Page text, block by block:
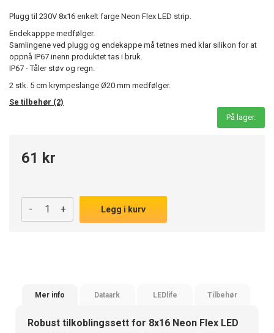
Plugg til 230V 8x16 enkelt farge Neon Flex LED strip.
Endekapppe medfølger.
Samlingene ved plugg og endekappe må tetnes med klar silikon for at
oppnå IP67 inenn produktet tas i bruk.
IP67 - Tåler støv og regn.
2 stk. 5 cm krympeslange Ø20 mm medfølger.
Se tilbehør (2)
På lager.
61 kr
- + Legg i kurv
Mer info Dataark LEDlife Tilbehør
Robust tilkoblingssett for 8x16 Neon Flex LED